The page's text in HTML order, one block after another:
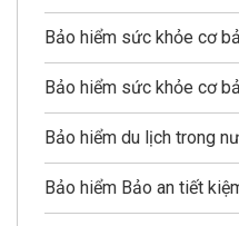
Bảo hiểm sức khỏe cơ
Bảo hiểm sức khỏe cơ
Bảo hiểm du lịch trong
Bảo hiểm Bảo an tiết